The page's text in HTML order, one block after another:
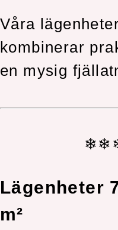
Våra
kombinerar
en mysig
Lägenheter
m²